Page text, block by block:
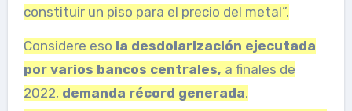
constituir un piso para el precio del metal”.
Considere eso la desdolarización ejecutada
por varios bancos centrales, a finales de
2022, demanda récord generada,